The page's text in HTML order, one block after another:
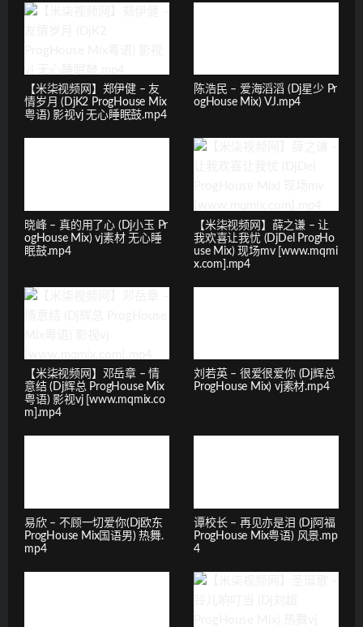
【米柒视频网】郑伊健 – 友
情岁月 (DjK2 ProgHouse Mix
粤语) 影视vj 无心睡眠鼓.mp4
陈浩民 – 爱海滔滔 (Dj星少 Pr
ogHouse Mix) VJ.mp4
晓峰 – 真的用了心 (Dj小玉 Pr
ogHouse Mix) vj素材 无心睡
眠鼓.mp4
【米柒视频网】薛之谦 – 让
我欢喜让我忧 (DjDel ProgHo
use Mix) 现场mv [www.mqmi
x.com].mp4
【米柒视频网】邓岳章 – 情
意结 (Dj辉总 ProgHouse Mix
粤语) 影视vj [www.mqmix.co
m].mp4
刘若英 – 很爱很爱你 (Dj辉总
ProgHouse Mix) vj素材.mp4
易欣 – 不顾一切爱你(Dj欧东
ProgHouse Mix国语男) 热舞.
mp4
谭校长 – 再见亦是泪 (Dj阿福
ProgHouse Mix粤语) 风景.mp
4